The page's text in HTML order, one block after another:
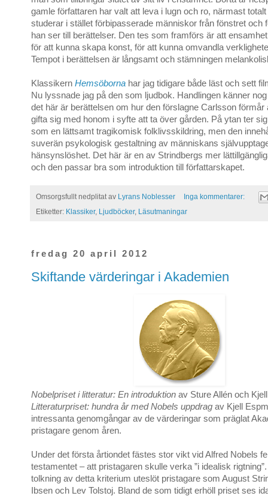
gamle författaren har valt att leva i lugn och ro, närmast
studerar i stället förbipasserade människor från fönstret och
han ser till berättelser. Den tes som framförs är att
för att kunna skapa konst, för att kunna omvandla
Tempot i berättelsen är långsamt och stämningen
Klassikern Hemsöborna har jag tidigare både läst och sett
Nu lyssnade jag på den som ljudbok. Handlingen känner
det här är berättelsen om hur den förslagne Carlsson förmår
gifta sig med honom i syfte att ta över gården. På ytan ter
som en lättsamt tragikomisk folklivsskildring, men den
suverän psykologisk gestaltning av människans
hänsynslöshet. Det här är en av Strindbergs mer
och den passar bra som introduktion till författarskapet.
Omsorgsfullt nedplitat av Lyrans Noblesser
Inga kommentarer:
Etiketter: Klassiker, Ljudböcker, Läsutmaningar
fredag 20 april 2012
Skiftande värderingar i Akademien
Nobelpriset i litteratur: En introduktion av Sture Allén och
Litteraturpriset: hundra år med Nobels uppdrag av Kjell
intressanta genomgångar av de värderingar som präglat
pristagare genom åren.
Under det första årtiondet fästes stor vikt vid Alfred Nobels
testamentet – att pristagaren skulle verka ”i idealisk
tolkning av detta kriterium uteslöt pristagare som August
Ibsen och Lev Tolstoj. Bland de som tidigt erhöll priset ses